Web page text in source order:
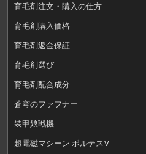
育毛剤注文・購入の仕方
育毛剤購入価格
育毛剤返金保証
育毛剤選び
育毛剤配合成分
蒼穹のファフナー
装甲娘戦機
超電磁マシーン ボルテスV